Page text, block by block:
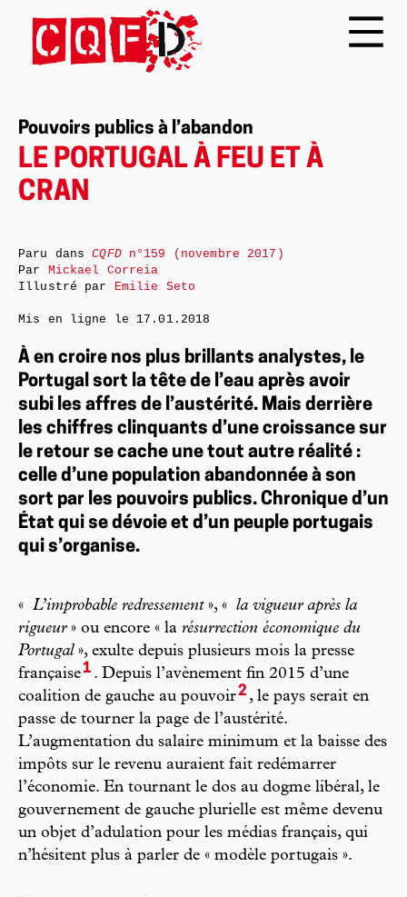
Pouvoirs publics à l’abandon
LE PORTUGAL À FEU ET À
CRAN
À en croire nos plus brillants analystes, le
Portugal sort la tête de l’eau après avoir
subi les affres de l’austérité. Mais derrière
les chiffres clinquants d’une croissance sur
le retour se cache une tout autre réalité :
celle d’une population abandonnée à son
sort par les pouvoirs publics. Chronique d’un
État qui se dévoie et d’un peuple portugais
qui s’organise.
« L’improbable redressement», « la vigueur après la
rigueur» ou encore « la résurrection économique du
Portugal», exulte depuis plusieurs mois la presse
française1 . Depuis l’avènement fin 2015 d’une
coalition de gauche au pouvoir2 , le pays serait en
passe de tourner la page de l’austérité.
L’augmentation du salaire minimum et la baisse des
impôts sur le revenu auraient fait redémarrer
l’économie. En tournant le dos au dogme libéral, le
gouvernement de gauche plurielle est même devenu
un objet d’adulation pour les médias français, qui
n’hésitent plus à parler de « modèle portugais ».
Paru dansCQFDn°159 (novembre 2017)
Par Mickael Correia
Illustré par Emilie Seto
Mis en ligne le 17.01.2018